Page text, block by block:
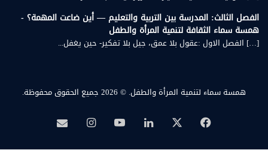
الفصل الثالث: المدرسة بين التربية والتعليم — أين ضاعت المهمة؟ -
همسة سماء الثقافة لتنمية المرأة والطفل
[…] الفصل الاول :عقول بلا عمق، جيل بلا تفكير- حين يغفل...
همسة سماء لتنمية المرأة والطفل. © 2026 جميع الحقوق محفوظة.
فيسبوك لينكدإن‫YouTubeانستقرامبريد